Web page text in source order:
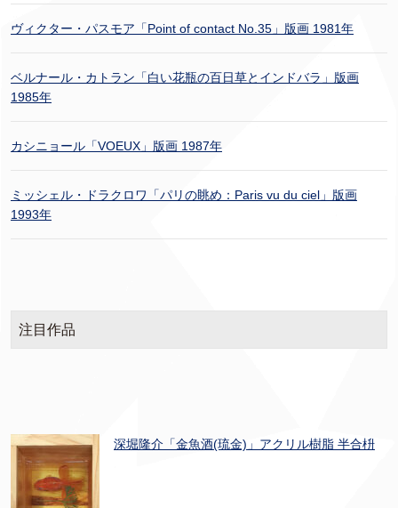
ヴィクター・パスモア「Point of contact No.35」版画 1981年
ベルナール・カトラン「白い花瓶の百日草とインドバラ」版画
1985年
カシニョール「VOEUX」版画 1987年
ミッシェル・ドラクロワ「パリの眺め：Paris vu du ciel」版画
1993年
注目作品
深堀隆介「金魚酒(琉金)」アクリル樹脂 半合枡